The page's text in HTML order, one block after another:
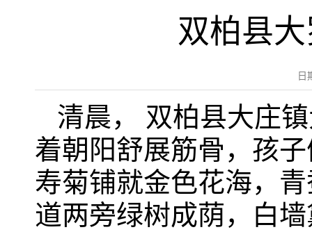
双柏县
日
清晨， 双柏县大庄
着朝阳舒展筋骨，孩
寿菊铺就金色花海，
道两旁绿树成荫，白